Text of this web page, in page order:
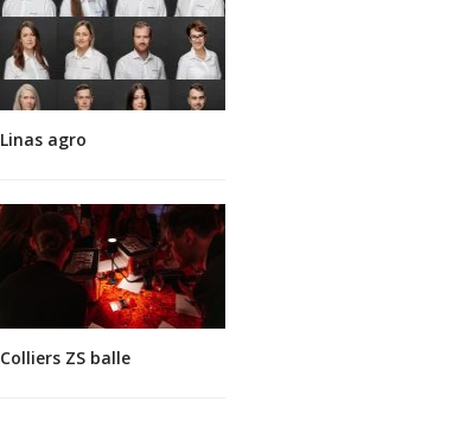
Linas agro
Colliers ZS balle